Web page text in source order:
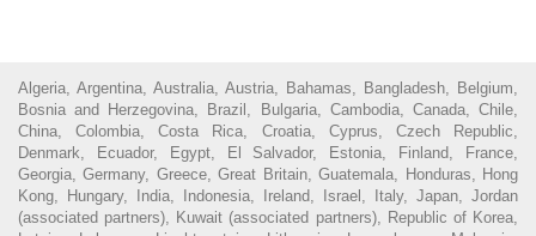
Algeria, Argentina, Australia, Austria, Bahamas, Bangladesh, Belgium,
Bosnia and Herzegovina, Brazil, Bulgaria, Cambodia, Canada, Chile,
China, Colombia, Costa Rica, Croatia, Cyprus, Czech Republic,
Denmark, Ecuador, Egypt, El Salvador, Estonia, Finland, France,
Georgia, Germany, Greece, Great Britain, Guatemala, Honduras, Hong
Kong, Hungary, India, Indonesia, Ireland, Israel, Italy, Japan, Jordan
(associated partners), Kuwait (associated partners), Republic of Korea,